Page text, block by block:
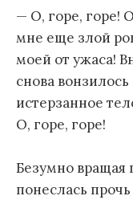
— О, горе, горе!
мне еще злой
моей от ужаса!
снова
истерзанное
О, горе, горе!
Безумно вращая
понеслась